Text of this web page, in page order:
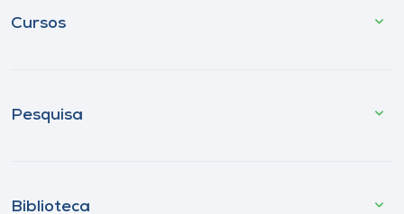
Cursos
Pesquisa
Biblioteca